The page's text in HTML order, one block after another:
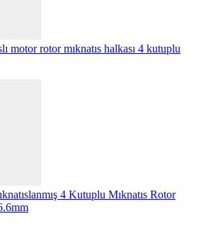
motor rotor mıknatıs halkası 4 kutuplu
4 Kutuplu Mıknatıs Rotor